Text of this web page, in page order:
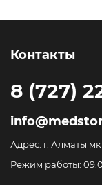
Контакты
8 (727)
Адрес: г. Алматы
Режим работы: